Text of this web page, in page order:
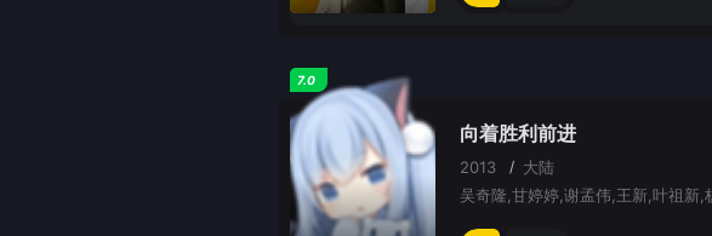
7.0
向着胜利前进
2013 / 大陆